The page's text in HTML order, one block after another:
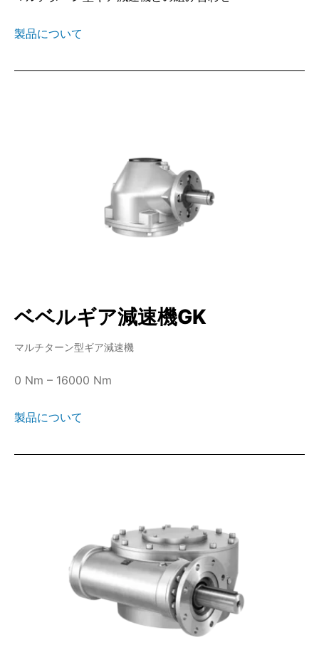
製品について
ベベルギア減速機GK
マルチターン型ギア減速機
0 Nm – 16000 Nm
製品について